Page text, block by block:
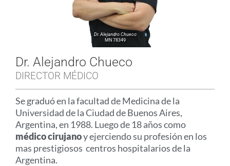
Dr. Alejandro Chueco
DIRECTOR MÉDICO
Se graduó en la facultad de Medicina de la
Universidad de la Ciudad de Buenos Aires,
Argentina, en 1988. Luego de 18 años como
médico cirujanoy ejerciendo su profesión en los
mas prestigiosos centros hospitalarios de la
Argentina.
Dr. Alejandro Chueco
MN 78349